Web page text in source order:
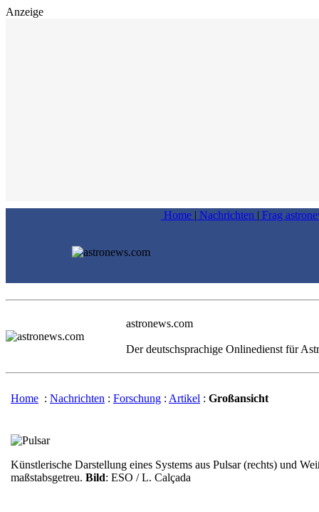
Anzeige
Home | Nachrichten | Frag
astronews.com
Der deutschsprachige Onlinedienst für
Home : Nachrichten : Forschung : Artikel : Großansicht
Künstlerische Darstellung eines Systems aus Pulsar (rechts) und
maßstabsgetreu. Bild: ESO / L. Calçada